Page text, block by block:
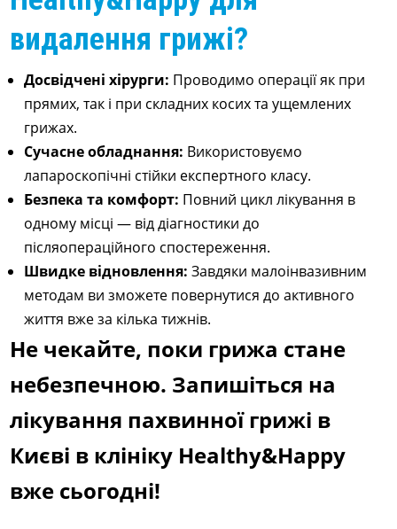
видалення грижі?
Досвідчені хірурги: Проводимо операції як при
прямих, так і при складних косих та ущемлених
грижах.
Сучасне обладнання: Використовуємо
лапароскопічні стійки експертного класу.
Безпека та комфорт: Повний цикл лікування в
одному місці — від діагностики до
післяопераційного спостереження.
Швидке відновлення: Завдяки малоінвазивним
методам ви зможете повернутися до активного
життя вже за кілька тижнів.
Не чекайте, поки грижа стане
небезпечною. Запишіться на
лікування пахвинної грижі в
Києві в клініку Healthy&Happy
вже сьогодні!